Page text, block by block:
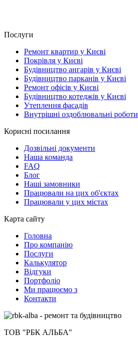
Послуги
Ремонт квартир у Києві
Покрівля у Києві
Будівництво ангарів у Києві
Будівництво парканів у Києві
Ремонт офісів у Києві
Будівництво котеджів у Києві
Утеплення фасадів
Внутрішні оздоблювальні роботи
Корисні посилання
Дозвільні документи
Наша команда
FAQ
Блог
Наші замовники
Працювали на цих об'єктах
Працювали у цих містах
Карта сайту
Головна
Про компанію
Послуги
Калькулятор
Відгуки
Портфоліо
Ми працюємо з
Контакти
ТОВ "РБК АЛЬБА"